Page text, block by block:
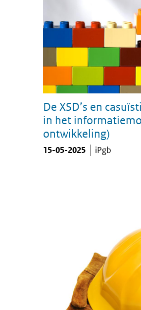
De XSD’s en
in het
ontwikkeling)
15-05-2025 iPgb